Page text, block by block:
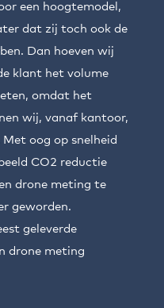
een hoogtemodel,
dat zij toch ook de
Dan hoeven wij
klant het volume
omdat het
wij, vanaf kantoor,
oog op snelheid
CO2 reductie
drone meting te
geworden.
geleverde
drone meting